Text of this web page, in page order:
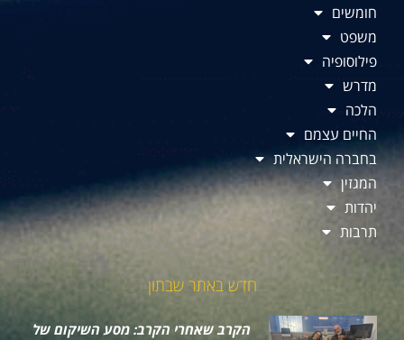
חומשים
משפט
פילוסופיה
מדרש
הלכה
החיים עצמם
בחברה הישראלית
המגזין
יהדות
תרבות
חדש באתר שבתון
הקרב שאחרי הקרב: מסע השיקום של